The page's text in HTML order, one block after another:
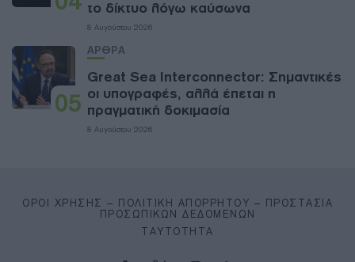
το δίκτυο λόγω καύσωνα
8 Αυγούστου 2026
05
ΑΡΘΡΑ
Great Sea Interconnector: Σημαντικές
οι υπογραφές, αλλά έπεται η
πραγματική δοκιμασία
8 Αυγούστου 2026
ΌΡΟΙ ΧΡΉΣΗΣ – ΠΟΛΙΤΙΚΉ ΑΠΟΡΡΉΤΟΥ – ΠΡΟΣΤΑΣΊΑ
ΠΡΟΣΩΠΙΚΏΝ ΔΕΔΟΜΈΝΩΝ
ΤΑΥΤΌΤΗΤΑ